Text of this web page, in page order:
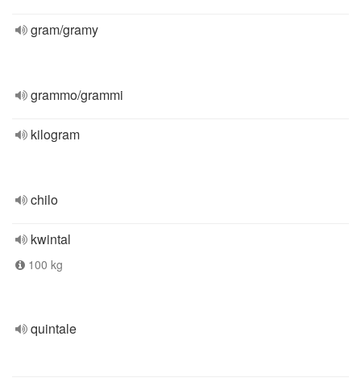
gram/gramy
grammo/grammi
kilogram
chilo
kwintal
100 kg
quintale